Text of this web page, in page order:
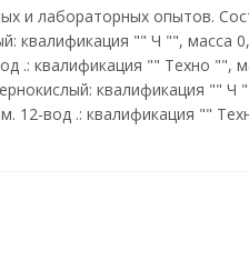
и лабораторных опытов.
квалификация "" Ч "", масса
.: квалификация "" Техно "",
квалификация "" Ч
12-вод .: квалификация ""